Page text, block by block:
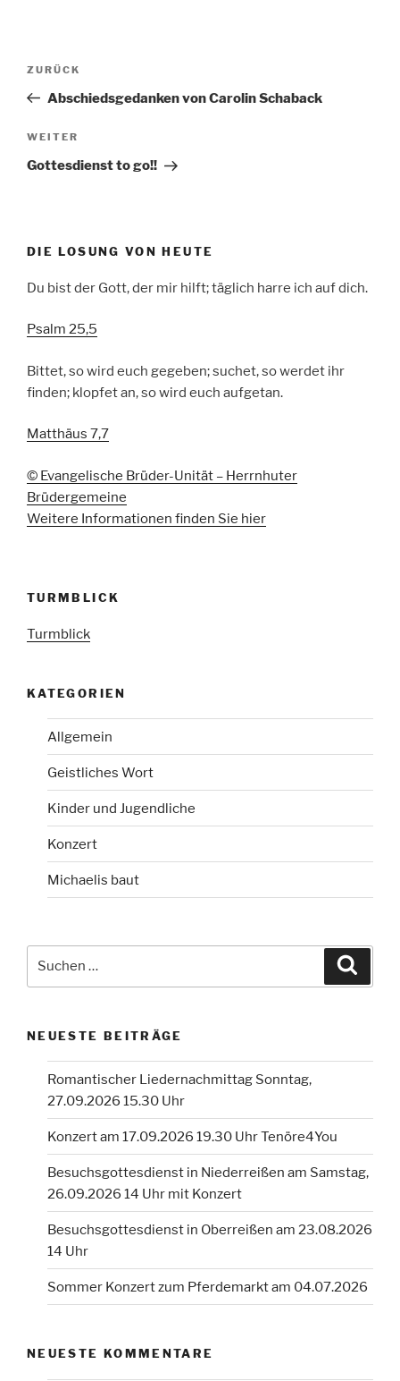
Beitragsnavigation
Vorheriger
Beitrag
ZURÜCK
Abschiedsgedanken von Carolin Schaback
Nächster
Beitrag
WEITER
Gottesdienst to go!!
DIE LOSUNG VON HEUTE
Du bist der Gott, der mir hilft; täglich harre ich auf dich.
Psalm 25,5
Bittet, so wird euch gegeben; suchet, so werdet ihr
finden; klopfet an, so wird euch aufgetan.
Matthäus 7,7
© Evangelische Brüder-Unität – Herrnhuter
Brüdergemeine
Weitere Informationen finden Sie hier
TURMBLICK
Turmblick
KATEGORIEN
Allgemein
Geistliches Wort
Kinder und Jugendliche
Konzert
Michaelis baut
NEUESTE BEITRÄGE
Romantischer Liedernachmittag Sonntag,
27.09.2026 15.30 Uhr
Konzert am 17.09.2026 19.30 Uhr Tenöre4You
Besuchsgottesdienst in Niederreißen am Samstag,
26.09.2026 14 Uhr mit Konzert
Besuchsgottesdienst in Oberreißen am 23.08.2026
14 Uhr
Sommer Konzert zum Pferdemarkt am 04.07.2026
NEUESTE KOMMENTARE